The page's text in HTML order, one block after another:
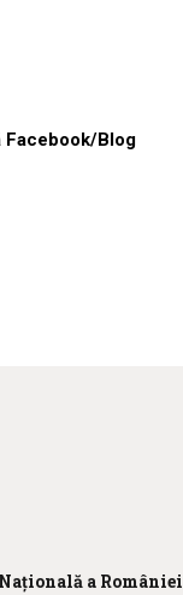
Facebook/Blog
Națională a României